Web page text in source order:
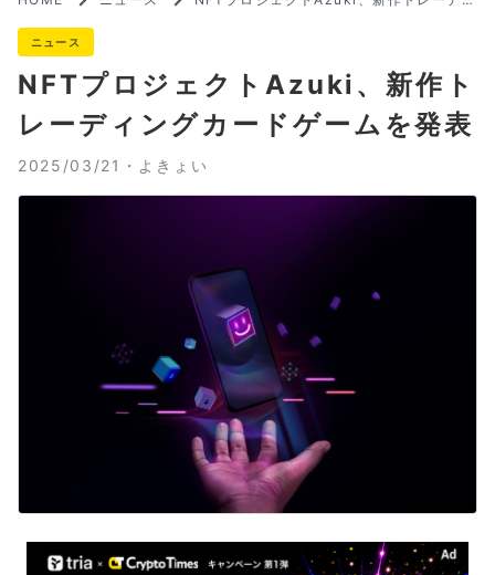
ニュース
NFTプロジェクトAzuki、新作ト
レーディングカードゲームを発表
2025/03/21・ よきょい